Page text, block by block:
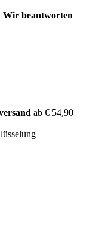
Wir beantworten
ab € 54,90